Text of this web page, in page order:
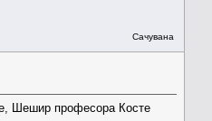
Сачувана
Шешир професора Косте